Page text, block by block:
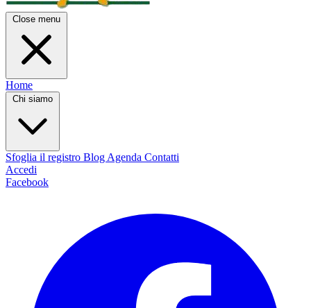
Close menu
Home
Chi siamo
Sfoglia il registro Blog Agenda Contatti
Accedi
Facebook